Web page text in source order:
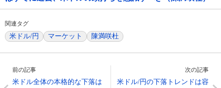
関連タグ
米ドル/円 マーケット 陳満咲杜
前の記事
米ドル全体の本格的な下落は
次の記事
米ドル/円の下落トレンドは容